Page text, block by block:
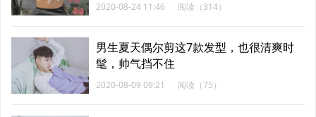
2020-08-24 11:46 阅读（314）
男生夏天偶尔剪这7款发型，也很清爽时
髦，帅气挡不住
2020-08-09 09:21 阅读（75）